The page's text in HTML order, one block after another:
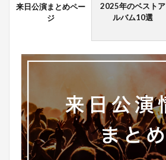
来日公演まとめペー
ジ
2025年のベストア
ルバム10選